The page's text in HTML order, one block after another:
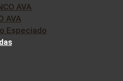
AVA
AVA
Especiado